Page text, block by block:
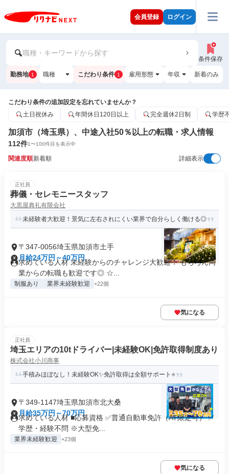
会員登録 ログイン
職種・キーワードから探す
条件保存
勤務地 1 職種 こだわり条件 1 雇用形態 年収 新着のみ
こだわり条件の追加設定を忘れていませんか？
土日祝休み
年間休日120日以上 完全週休2日制 学歴
加須市（埼玉県）、中途入社50％以上の転職・求人情報
112件1〜100件目を表示中
関連度順新着順 詳細表示
正社員
葬儀・セレモニースタッフ
大黒屋典礼有限会社
未経験者大歓迎！景気に左右されにくい業界で自分らしく働ける◎
〒347-0056埼玉県加須市土手
月給24万円～40万円
求めている人材 未経験からのチャレンジ大歓迎！ もちろん同
業からの転職も歓迎です◎ ☆...
制服あり 業界未経験歓迎 +22個
気になる
正社員
埼玉エリアの10tドライバー|未経験OK|免許取得制度あり
株式会社小川商事
手積みほぼなし！未経験OK✨免許取得は全額サポート⭐
〒349-1147埼玉県加須市北大桑
月給35万円～70万円
求めている人材 ■応募資格 ✅普通自動車免許（AT限定可） ✅
学歴・経験不問 ※大型免...
業界未経験歓迎 +23個
気になる